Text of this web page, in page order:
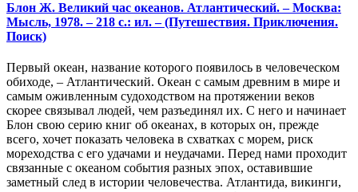
Блон Ж. Великий час океанов. Атлантический. – Москва:
Мысль, 1978. – 218 с.: ил. – (Путешествия. Приключения.
Поиск)
Первый океан, название которого появилось в человеческом
обиходе, – Атлантический. Океан с самым древним в мире и
самым оживленным судоходством на протяжении веков
скорее связывал людей, чем разъединял их. С него и начинает
Блон свою серию книг об океанах, в которых он, прежде
всего, хочет показать человека в схватках с морем, риск
мореходства с его удачами и неудачами. Перед нами проходит
связанные с океаном события разных эпох, оставившие
заметный след в истории человечества. Атлантида, викинги,